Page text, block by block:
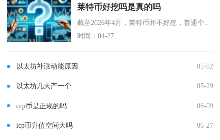
莱特币好挖吗是真的吗
时间：04-27
以太坊补涨动能原因 05-02
以太坊几天产一个 05-29
ccp币是正规的吗 06-09
icp币升值空间大吗 06-27